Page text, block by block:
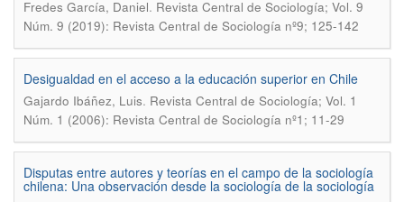
Fredes García, Daniel. Revista Central de Sociología; Vol. 9
Núm. 9 (2019): Revista Central de Sociología nº9; 125-142
Desigualdad en el acceso a la educación superior en Chile
Gajardo Ibáñez, Luis. Revista Central de Sociología; Vol. 1
Núm. 1 (2006): Revista Central de Sociología nº1; 11-29
Disputas entre autores y teorías en el campo de la sociología
chilena: Una observación desde la sociología de la sociología